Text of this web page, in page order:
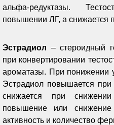
альфа-редуктазы.
повышении ЛГ, а снижается
Эстрадиол – стероидный
при конвертировании
ароматазы. При понижении
Эстрадиол повышается
снижается при
повышение или снижение
активность и количество